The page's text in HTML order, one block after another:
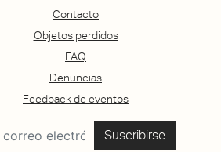
Contacto
Objetos perdidos
FAQ
Denuncias
Feedback de eventos
Suscribirse